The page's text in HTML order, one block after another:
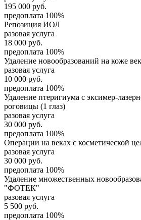
195 000 руб.
предоплата 100%
Репозиция ИОЛ
разовая услуга
18 000 руб.
предоплата 100%
Удаление новообразований на коже
разовая услуга
10 000 руб.
предоплата 100%
Удаление птеригиума с эксимер-
роговицы (1 глаз)
разовая услуга
30 000 руб.
предоплата 100%
Операции на веках с косметической
разовая услуга
30 000 руб.
предоплата 100%
Удаление множественных
"ФОТЕК"
разовая услуга
5 500 руб.
предоплата 100%